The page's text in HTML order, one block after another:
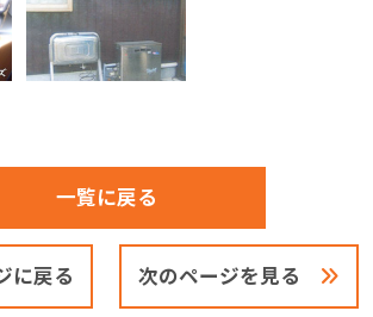
に戻る
一覧に戻る
次のページを見る